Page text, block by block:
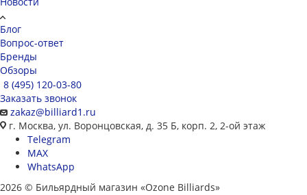
Блог
Вопрос-ответ
Бренды
Обзоры
8 (495) 120-03-80
Заказать звонок
zakaz@billiard1.ru
г. Москва, ул. Воронцовская, д. 35 Б, корп. 2, 2-ой этаж
Telegram
MAX
WhatsApp
2026 © Бильярдный магазин «Ozone Billiards»